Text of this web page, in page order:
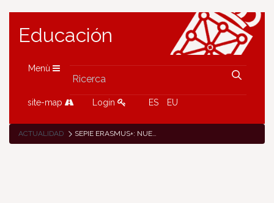
Educación
Menù
site-map Login ES EU
ACTUALIDAD SEPIE ERASMUS+: NUEVAS ACTIVIDADES DE FORMACIÓN Y COOPERACIÓN ERASMUS+ (ERASMUS+ TCA, TRAINING AND COOPERATION ACTIVITIES)